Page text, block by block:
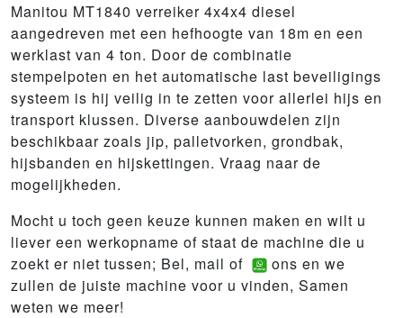
Manitou MT1840 verreiker 4x4x4 diesel
aangedreven met een hefhoogte van 18m en een
werklast van 4 ton. Door de combinatie
stempelpoten en het automatische last beveiligings
systeem is hij veilig in te zetten voor allerlei hijs en
transport klussen. Diverse aanbouwdelen zijn
beschikbaar zoals jip, palletvorken, grondbak,
hijsbanden en hijskettingen. Vraag naar de
mogelijkheden.
Mocht u toch geen keuze kunnen maken en wilt u
liever een werkopname of staat de machine die u
zoekt er niet tussen; Bel, mail of
ons en we
zullen de juiste machine voor u vinden, Samen
weten we meer!